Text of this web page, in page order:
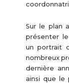
Sur le plan
présenter
un portrait
nombreux
dernière
ainsi que le